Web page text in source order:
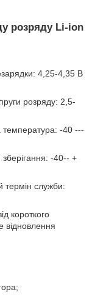
розряду Li-ion
4,25-4,35 В
розряду: 2,5-
-40 ---
-40-- +
служби:
короткого
відновлення